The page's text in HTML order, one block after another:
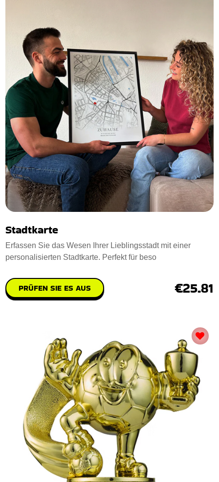
Stadtkarte
Erfassen Sie das Wesen Ihrer Lieblingsstadt mit einer
personalisierten Stadtkarte. Perfekt für beso
PRÜFEN SIE ES AUS €25.81